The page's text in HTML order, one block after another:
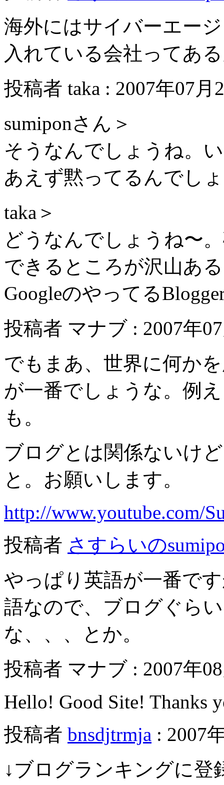
海外にはサイバーエー
入れている会社ってあ
投稿者 taka : 2007年07月
sumiponさん＞
そうなんでしょうね。
あえず黙ってるんでし
taka＞
どうなんでしょうね〜
できるところが沢山あ
Googleのやってる
投稿者 マナブ : 2007年
でもまあ、世界に何か
が一番でしょうな。例
も。
ブログとは関係ないけ
と。お願いします。
http://www.youtube.com/
投稿者 さすらいの
やっぱり英語が一番で
語なので、ブログぐら
な、、、とか。
投稿者 マナブ : 2007年
Hello! Good Site! Thanks
投稿者 bnsdjtrmja : 2007
↓ブログランキングに登